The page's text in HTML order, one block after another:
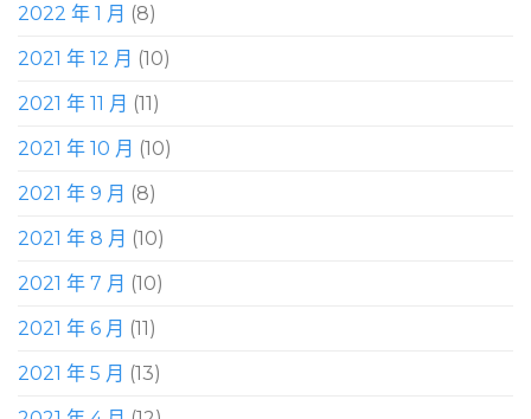
2022 年 1 月 (8)
2021 年 12 月 (10)
2021 年 11 月 (11)
2021 年 10 月 (10)
2021 年 9 月 (8)
2021 年 8 月 (10)
2021 年 7 月 (10)
2021 年 6 月 (11)
2021 年 5 月 (13)